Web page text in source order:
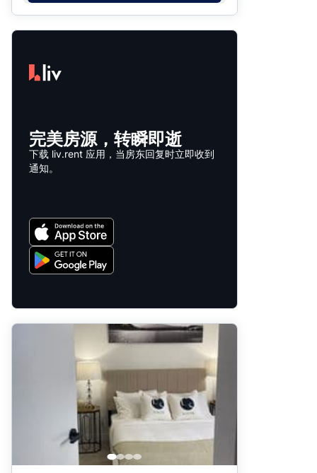
完美房源，转瞬即逝
下载 liv.rent 应用，当房东回复时立即收到
通知。